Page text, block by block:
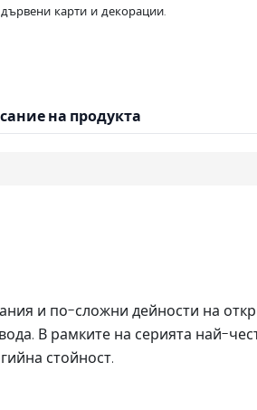
карти и декорации.
на продукта
и по-сложни дейности на
В рамките на серията най-
стойност.